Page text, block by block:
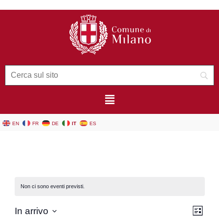
EN FR DE IT ES
Non ci sono eventi previsti.
Lista
In arrivo